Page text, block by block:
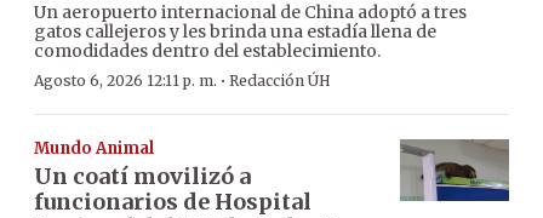
Un aeropuerto internacional de China adoptó a tres
gatos callejeros y les brinda una estadía llena de
comodidades dentro del establecimiento.
Agosto 6, 2026 12:11 p. m. · Redacción ÚH
Mundo Animal
Un coatí movilizó a
funcionarios de Hospital